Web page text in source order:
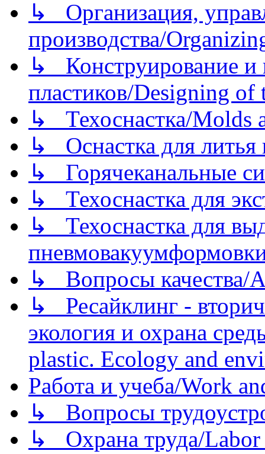
↳ Организация,
производства/
↳ Конструирование и
пластиков/Designing of
↳ Техоснастка/Molds
↳ Оснастка для литья
↳ Горячеканальные
↳ Техоснастка для
↳ Техоснастка для
↳ Вопросы качества/
↳ Ресайклинг -
экология и охрана
plastic. Ecology and
Работа и учеба/Work
↳ Вопросы
↳ Охрана труда/Labor